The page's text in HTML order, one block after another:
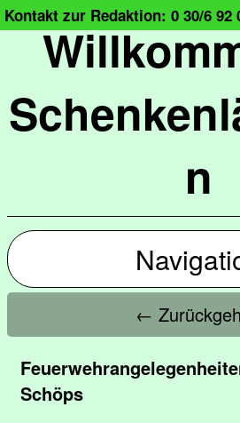
n
Kontakt zur Redaktion: 0 30/6 92
←
Schöps